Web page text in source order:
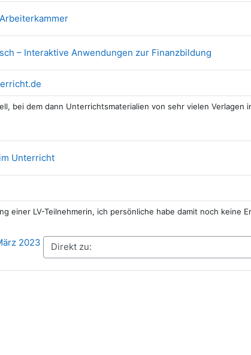
Link/URL
– Interaktive Anwendungen zur FinanzbildungLink/URL
Link/URL
bei dem dann Unterrichtsmaterialien von sehr vielen
UnterrichtLink/URL
URL
einer LV-Teilnehmerin, ich persönliche habe damit noch keine
2023